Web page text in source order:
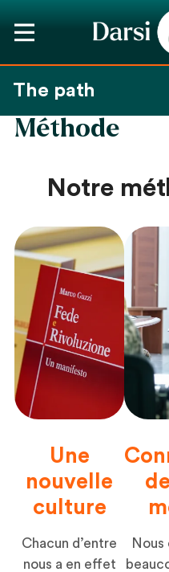
The path
Méthode
Notre
Une
nouvelle
culture
Chacun d’entre
nous a en effet
Nous